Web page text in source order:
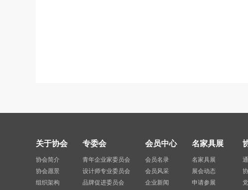
关于协会
协会简介
协会愿景
组织架构
专委会
青年企业家委员会
设计师专业委员会
品牌促进委员会
会员中心
会员名录
会员风采
企业新闻
名家具展
名家具展
展会动态
申请参展